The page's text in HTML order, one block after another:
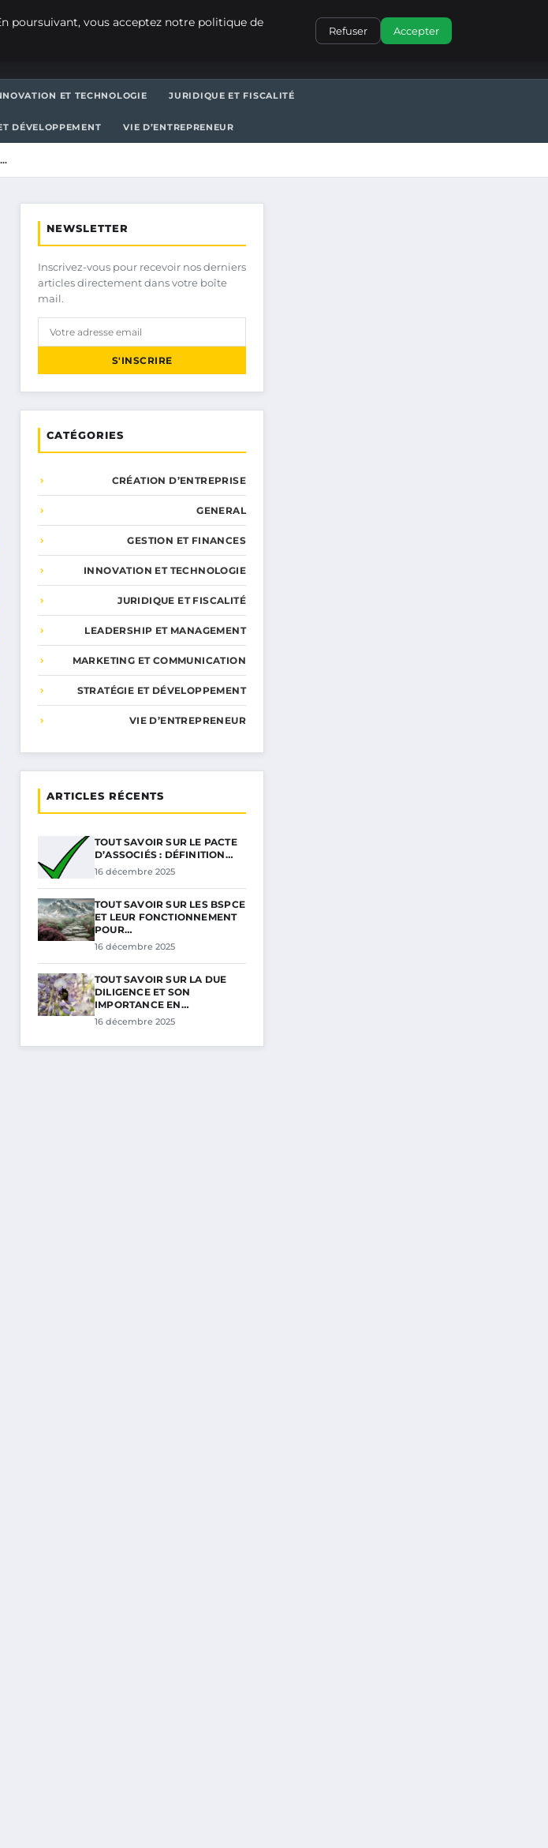
ET TECHNOLOGIE JURIDIQUE ET FISCALITÉ
DÉVELOPPEMENT VIE D’ENTREPRENEUR
NEWSLETTER
Inscrivez-vous pour recevoir nos derniers
articles directement dans votre boîte
mail.
S'INSCRIRE
CATÉGORIES
CRÉATION D’ENTREPRISE
GENERAL
GESTION ET FINANCES
INNOVATION ET TECHNOLOGIE
JURIDIQUE ET FISCALITÉ
LEADERSHIP ET MANAGEMENT
MARKETING ET COMMUNICATION
STRATÉGIE ET DÉVELOPPEMENT
VIE D’ENTREPRENEUR
ARTICLES RÉCENTS
TOUT SAVOIR SUR LE PACTE
D’ASSOCIÉS : DÉFINITION…
16 décembre 2025
TOUT SAVOIR SUR LES BSPCE
ET LEUR FONCTIONNEMENT
POUR…
16 décembre 2025
TOUT SAVOIR SUR LA DUE
DILIGENCE ET SON
IMPORTANCE EN…
16 décembre 2025
poursuivant, vous acceptez notre politique de
Refuser Accepter